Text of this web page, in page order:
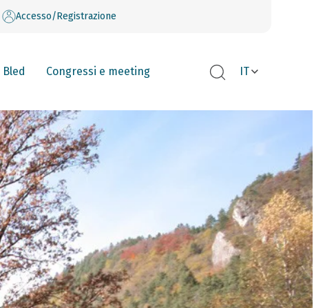
Accesso/Registrazione
Bled Congressi e meeting IT